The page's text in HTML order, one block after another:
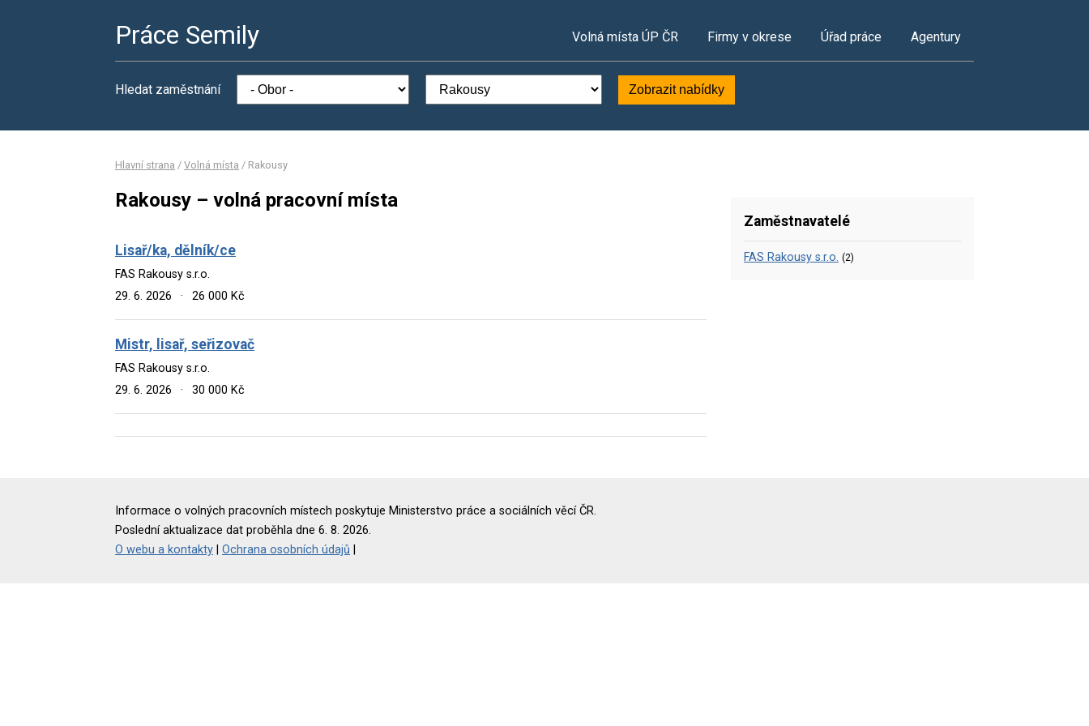
Práce Semily Volná místa ÚP ČR Firmy v okrese Úřad práce Agentury
Hledat zaměstnání Zobrazit nabídky
Hlavní strana / Volná místa / Rakousy
Rakousy – volná pracovní místa
Lisař/ka, dělník/ce
FAS Rakousy s.r.o.
29. 6. 2026
· 26 000 Kč
Mistr, lisař, seřizovač
FAS Rakousy s.r.o.
29. 6. 2026
· 30 000 Kč
Zaměstnavatelé
FAS Rakousy s.r.o. (2)
Informace o volných pracovních místech poskytuje Ministerstvo práce a sociálních věcí ČR.
Poslední aktualizace dat proběhla dne 6. 8. 2026.
O webu a kontakty
Ochrana osobních údajů